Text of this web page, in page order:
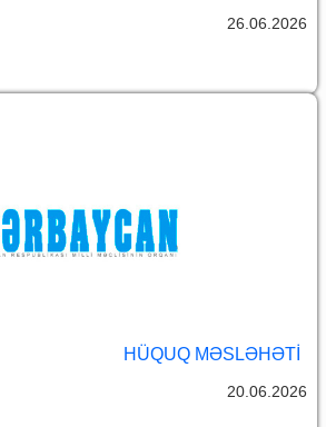
26.06.2026
HÜQUQ MƏSLƏHƏTI
20.06.2026